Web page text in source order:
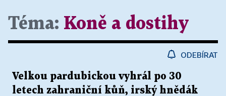
Téma: Koně a dostihy
ODEBÍRAT
Velkou pardubickou vyhrál po 30
letech zahraniční kůň, irský hnědák